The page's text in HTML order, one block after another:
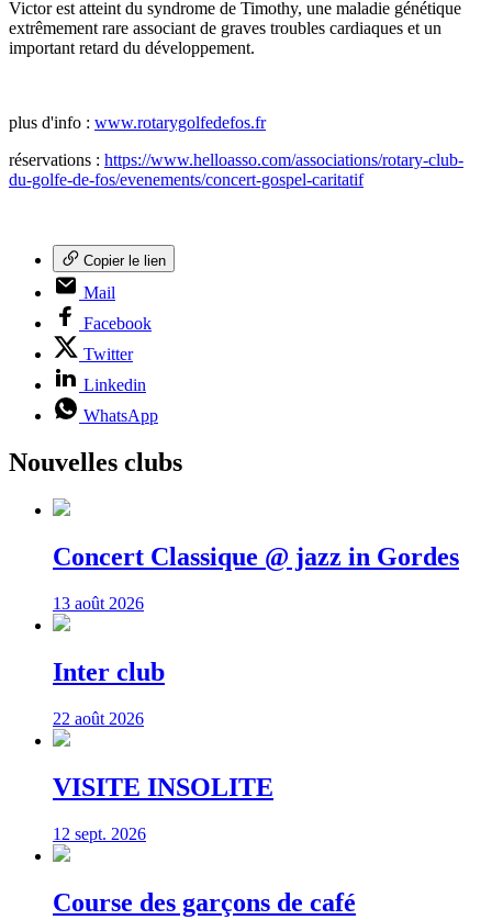
Victor est atteint du syndrome de Timothy, une maladie génétique
extrêmement rare associant de graves troubles cardiaques et un
important retard du développement.
plus d'info : www.rotarygolfedefos.fr
réservations : https://www.helloasso.com/associations/rotary-club-
du-golfe-de-fos/evenements/concert-gospel-caritatif
Copier le lien
Mail
Facebook
Twitter
Linkedin
WhatsApp
Nouvelles clubs
Concert Classique @ jazz in Gordes
13 août 2026
Inter club
22 août 2026
VISITE INSOLITE
12 sept. 2026
Course des garçons de café